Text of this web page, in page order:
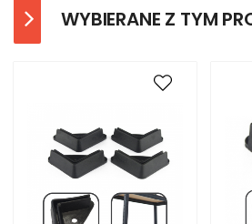
WYBIERANE Z TYM